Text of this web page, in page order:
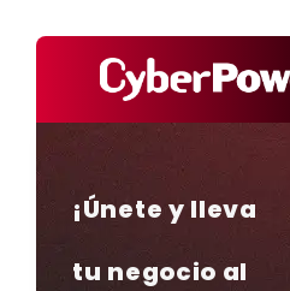
¡Únete y lleva
tu negocio al